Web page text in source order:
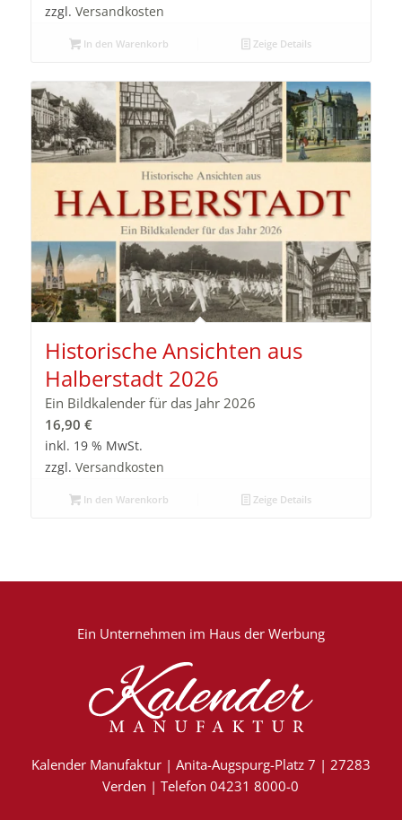
zzgl. Versandkosten
In den Warenkorb Zeige Details
Historische Ansichten aus
Halberstadt 2026
Ein Bildkalender für das Jahr 2026
16,90 €
inkl. 19 % MwSt.
zzgl. Versandkosten
In den Warenkorb Zeige Details
Ein Unternehmen im Haus der Werbung
Kalender Manufaktur | Anita-Augspurg-Platz 7 | 27283
Verden | Telefon 04231 8000-0